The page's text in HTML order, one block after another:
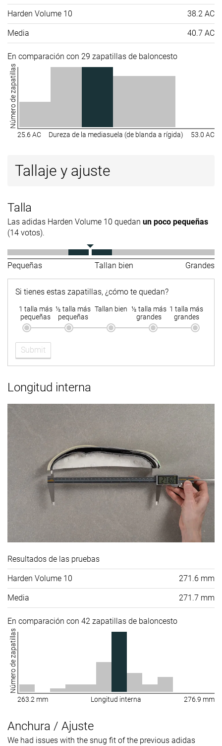
Harden Volume 10 38.2 AC
Media 40.7 AC
En comparación con 29 zapatillas de baloncesto
Número de zapatillas
25.6 AC Dureza de la mediasuela (de blanda a rígida) 53.0 AC
Tallaje y ajuste
Talla
Las adidas Harden Volume 10 quedan un poco pequeñas
(14 votos).
Pequeñas Tallan bien Grandes
Si tienes estas zapatillas, ¿cómo te quedan?
1 talla más
pequeñas
½ talla más
pequeñas
Tallan bien ½ talla más
grandes
1 talla más
grandes
Submit
Longitud interna
Resultados de las pruebas
Harden Volume 10 271.6 mm
Media 271.7 mm
En comparación con 42 zapatillas de baloncesto
Número de zapatillas
263.2 mm Longitud interna 276.9 mm
Anchura / Ajuste
We had issues with the snug fit of the previous adidas